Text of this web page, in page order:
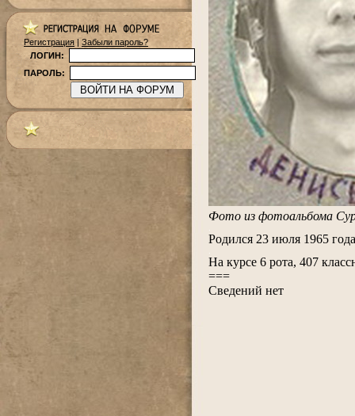
Регистрация | Забыли пароль?
ЛОГИН:
ПАРОЛЬ:
Фото из фотоальбома
Родился 23 июля 1965
На курсе 6 рота, 407
===
Сведений нет